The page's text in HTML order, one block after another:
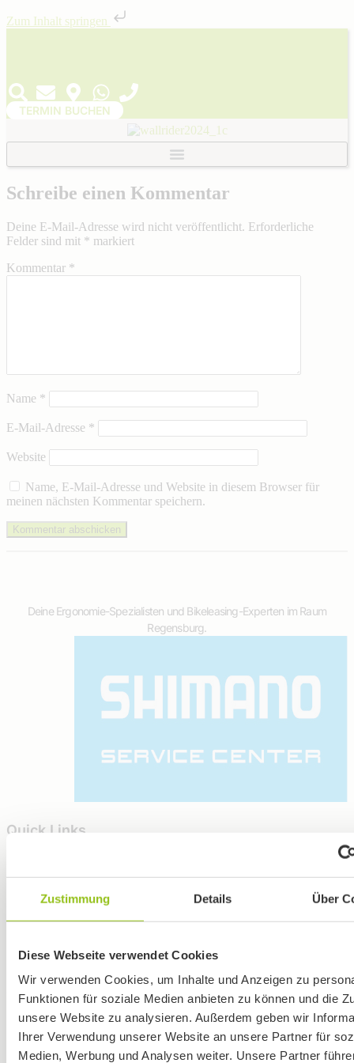
Zustimmung Details Über
Diese Webseite verwendet Cookies
Wir verwenden Cookies, um Inhalte und Anzeigen zu
Funktionen für soziale Medien anbieten zu können und die
unsere Website zu analysieren. Außerdem geben wir
Ihrer Verwendung unserer Website an unsere Partner für
Medien, Werbung und Analysen weiter. Unsere Partner
Zum Inhalt springen
TERMIN BUCHEN
Schreibe einen Kommentar
Deine E-Mail-Adresse wird nicht veröffentlicht. Erforderliche
Felder sind mit * markiert
Kommentar *
Name *
E-Mail-Adresse *
Website
Name, E-Mail-Adresse und Website in diesem Browser für
meinen nächsten Kommentar speichern.
Deine Ergonomie-Spezialisten und Bikeleasing-Experten im Raum
Regensburg.
Quick Links
PremiumCard
Bikeleasing
Versicherung
Finanzierung
Gutscheine
WIR SIND TROTZ BAUSTELLE GUT
EUCH ERREICHBAR!
Ab dem 04. Mai erneuert der Landkreis Regensburg eine
Brücke und es wird dazu in Wenzenbach die Kreisstraße /